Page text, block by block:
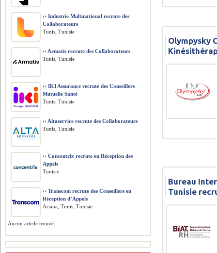
Olympysky
Bureau
Tunisie
›› Industrie Multinational recrute des
Collaborateurs
Tunis, Tunisie
›› Armatis recrute des Collaborateurs
Tunis, Tunisie
›› IKI Assurance recrute des Conseillers
Mutuelle Santé
Tunis, Tunisie
›› Altaservice recrute des Collaborateurs
Tunis, Tunisie
›› Concentrix recrute en Réception des
Appels
Tunisie
›› Transcom recrute des Conseillers en
Réception d’Appels
Ariana, Tunis, Tunisie
Aucun article trouvé.